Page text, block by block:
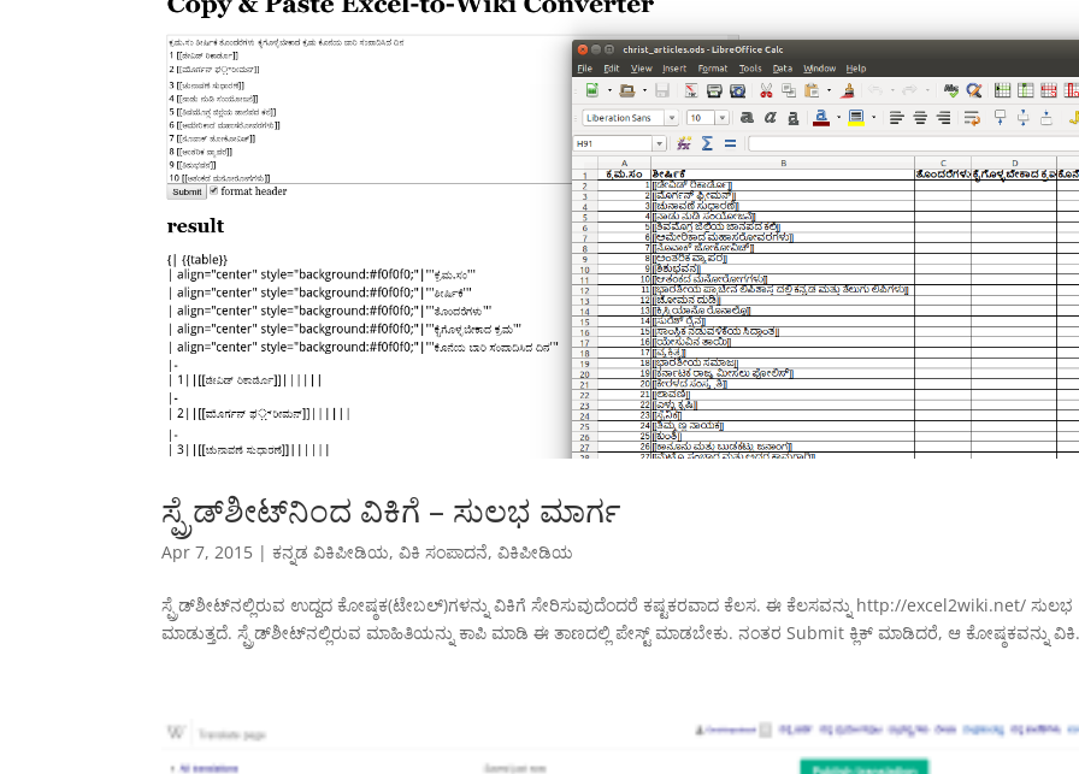
ಸ್ಪ್ರೆಡ್‌ಶೀಟ್‌ನಿಂದ ವಿಕಿಗೆ – ಸುಲಭ ಮಾರ್ಗ
Apr 7, 2015 | ಕನ್ನಡ ವಿಕಿಪೀಡಿಯ,ವಿಕಿ ಸಂಪಾದನೆ,ವಿಕಿಪೀಡಿಯ
ಸ್ಪ್ರೆಡ್‌ಶೀಟ್‌ನಲ್ಲಿರುವ ಉದ್ದದ ಕೋಷ್ಠಕ(ಟೇಬಲ್)ಗಳನ್ನು ವಿಕಿಗೆ ಸೇರಿಸುವುದೆಂದರೆ ಕಷ್ಟಕರವಾದ ಕೆಲಸ. ಈ ಕೆಲಸವನ್ನು http://excel2wiki.net/ ಸುಲಭ
ಮಾಡುತ್ತದೆ. ಸ್ಪ್ರೆಡ್‌ಶೀಟ್‌ನಲ್ಲಿರುವ ಮಾಹಿತಿಯನ್ನು ಕಾಪಿ ಮಾಡಿ ಈ ತಾಣದಲ್ಲಿ ಪೇಸ್ಟ್ ಮಾಡಬೇಕು. ನಂತರ Submit ಕ್ಲಿಕ್ ಮಾಡಿದರೆ, ಆ ಕೋಷ್ಠಕವನ್ನು